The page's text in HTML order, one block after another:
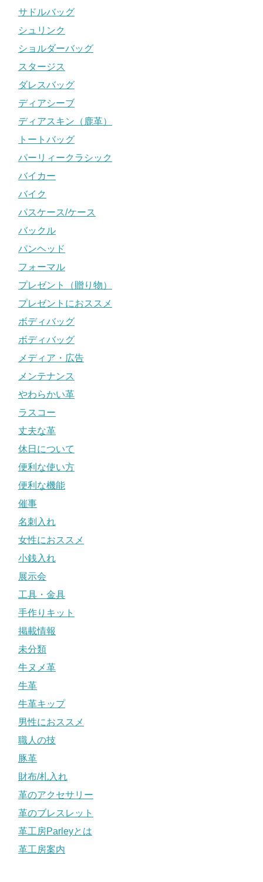
サドルバッグ
シュリンク
ショルダーバッグ
スタージス
ダレスバッグ
ディアシーブ
ディアスキン（鹿革）
トートバッグ
パーリィークラシック
バイカー
バイク
パスケース/ケース
バックル
パンヘッド
フォーマル
プレゼント（贈り物）
プレゼントにおススメ
ボディバッグ
ボディバッグ
メディア・広告
メンテナンス
やわらかい革
ラスコー
丈夫な革
休日について
便利な使い方
便利な機能
催事
名刺入れ
女性におススメ
小銭入れ
展示会
工具・金具
手作りキット
掲載情報
未分類
牛ヌメ革
牛革
牛革キップ
男性におススメ
職人の技
豚革
財布/札入れ
革のアクセサリー
革のブレスレット
革工房Parleyとは
革工房案内